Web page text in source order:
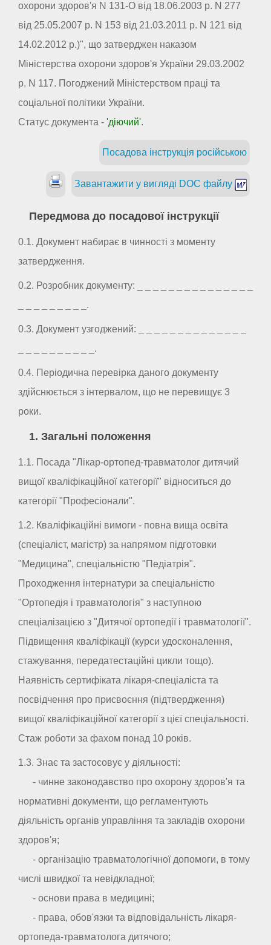
охорони здоров'я N 131-О від 18.06.2003 р. N 277
від 25.05.2007 р. N 153 від 21.03.2011 р. N 121 від
14.02.2012 р.)", що затверджен наказом
Міністерства охорони здоров'я України 29.03.2002
р. N 117. Погоджений Міністерством праці та
соціальної політики України.
Статус документа - 'діючий'.
Посадова інструкція російською
Завантажити у вигляді DOC файлу
Передмова до посадової інструкції
0.1. Документ набирає в чинності з моменту
затвердження.
0.2. Розробник документу: _ _ _ _ _ _ _ _ _ _ _ _ _ _ _
_ _ _ _ _ _ _ _ _.
0.3. Документ узгоджений: _ _ _ _ _ _ _ _ _ _ _ _ _ _
_ _ _ _ _ _ _ _ _ _.
0.4. Періодична перевірка даного документу
здійснюється з інтервалом, що не перевищує 3
роки.
1. Загальні положення
1.1. Посада "Лікар-ортопед-травматолог дитячий
вищої кваліфікаційної категорії" відноситься до
категорії "Професіонали".
1.2. Кваліфікаційні вимоги - повна вища освіта
(спеціаліст, магістр) за напрямом підготовки
"Медицина", спеціальністю "Педіатрія".
Проходження інтернатури за спеціальністю
"Ортопедія і травматологія" з наступною
спеціалізацією з "Дитячої ортопедії і травматології".
Підвищення кваліфікації (курси удосконалення,
стажування, передатестаційні цикли тощо).
Наявність сертифіката лікаря-спеціаліста та
посвідчення про присвоєння (підтвердження)
вищої кваліфікаційної категорії з цієї спеціальності.
Стаж роботи за фахом понад 10 років.
1.3. Знає та застосовує у діяльності:
- чинне законодавство про охорону здоров'я та
нормативні документи, що регламентують
діяльність органів управління та закладів охорони
здоров'я;
- організацію травматологічної допомоги, в тому
числі швидкої та невідкладної;
- основи права в медицині;
- права, обов'язки та відповідальність лікаря-
ортопеда-травматолога дитячого;